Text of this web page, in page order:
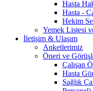
Hasta
Hasta -
Hekim
Yemek Listesi
İletişim & Ulaşım
Anketlerimiz
Öneri ve
Çalışan
Hasta
Sağlık